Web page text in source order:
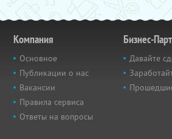
Компания
Основное
Публикации о нас
Вакансии
Правила сервиса
Ответы на вопросы
Бизнес-
Давайте